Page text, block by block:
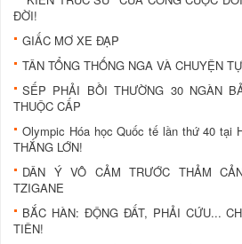
ĐỜI!
GIẤC MƠ XE ĐẠP
TÂN TỔNG THỐNG NGA VÀ CHUYỆN
SẾP PHẢI BỒI THƯỜNG 30 NGÀN
THUỘC CẤP
Olympic Hóa học Quốc tế lần thứ 40 tại
THẮNG LỚN!
DÂN Ý VÔ CẢM TRƯỚC THẢM
TZIGANE
BẮC HÀN: ĐỘNG ĐẤT, PHẢI CỨU...
TIÊN!